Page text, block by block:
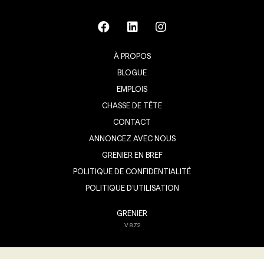
À PROPOS
BLOGUE
EMPLOIS
CHASSE DE TÊTE
CONTACT
ANNONCEZ AVEC NOUS
GRENIER EN BREF
POLITIQUE DE CONFIDENTIALITÉ
POLITIQUE D’UTILISATION
GRENIER
V8.7.2